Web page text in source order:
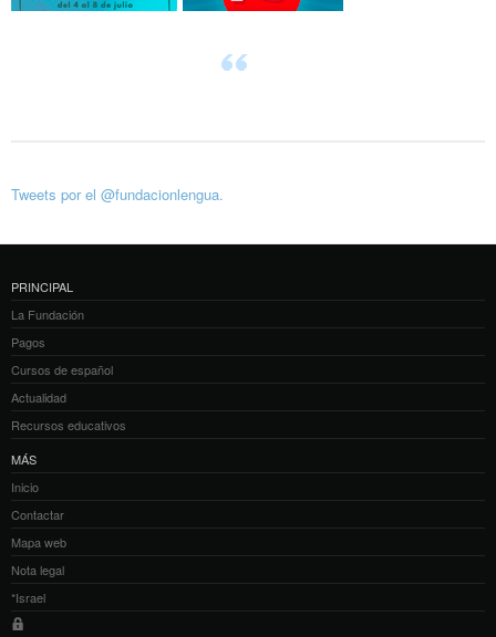
Tweets por el @fundacionlengua.
PRINCIPAL
La Fundación
Pagos
Cursos de español
Actualidad
Recursos educativos
MÁS
Inicio
Contactar
Mapa web
Nota legal
*Israel